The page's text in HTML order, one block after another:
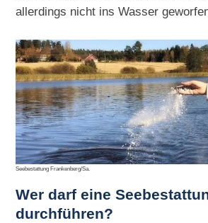
allerdings nicht ins Wasser
Seebestattung Frankenberg/Sa.
Wer darf eine
durchführen?